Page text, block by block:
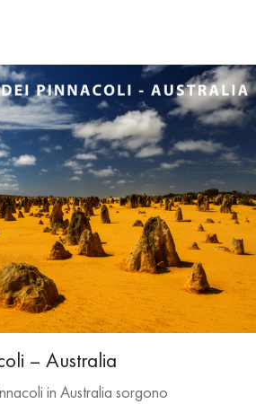
– Australia
in Australia sorgono